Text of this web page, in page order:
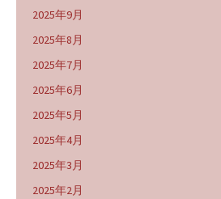
2025年9月
2025年8月
2025年7月
2025年6月
2025年5月
2025年4月
2025年3月
2025年2月